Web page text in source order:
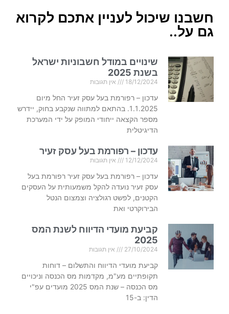
חשבנו שיכול לעניין אתכם לקרוא
גם על..
שינויים במודל חשבוניות ישראל
בשנת 2025
18/12/2024 אין תגובות
עדכון – רפורמת בעל עסק זעיר החל מיום
1.1.2025. בהתאם למתווה שנקבע בחוק, יידרש
מספר הקצאה ייחודי המופק על ידי המערכת
הדיגיטלית
עדכון – רפורמת בעל עסק זעיר
12/12/2024 אין תגובות
עדכון – רפורמת בעל עסק זעיר רפורמת בעל
עסק זעיר נועדה להקל משמעותית על העסקים
הקטנים, לפשט רגולציה וצמצום הנטל
הבירוקרטי ואת
קביעת מועדי הדיווח לשנת המס
2025
27/10/2024 אין תגובות
קביעת מועדי הדיווח והתשלום – דוחות
תקופתיים מע"מ, מקדמות מס הכנסה וניכויים
מס הכנסה – שנת המס 2025 מועדים עפ"י
הדין: ב-15